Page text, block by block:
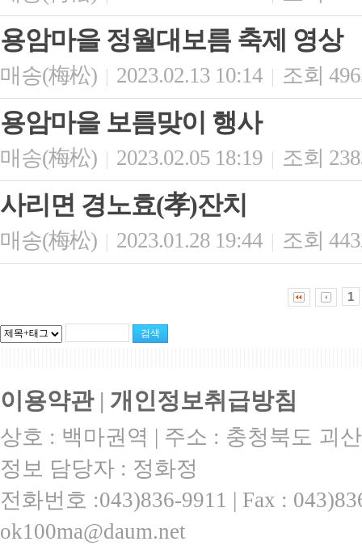
용암마을 정월대보름 축제 영상
매송(梅松) | 2023.02.13 10:14 | 조회
용암마을 보름맞이 행사
매송(梅松) | 2023.02.05 18:19 | 조회
사리면 경노효(孝)잔치
매송(梅松) | 2023.01.28 19:44 | 조회
1
이용약관| 개인정보취급방침
상호 : 백마권역 | 주소 : 충청북도 괴
정보 담당자 : 정화정
전화번호 :043)836-9911 | Fax :
ok100ma@daum.net